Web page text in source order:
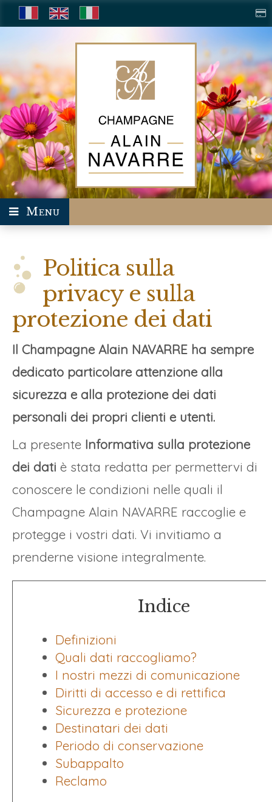
Menu
Politica sulla
privacy e sulla
protezione dei dati
Il Champagne Alain NAVARRE ha sempre
dedicato particolare attenzione alla
sicurezza e alla protezione dei dati
personali dei propri clienti e utenti.
La presente Informativa sulla protezione
dei dati è stata redatta per permettervi di
conoscere le condizioni nelle quali il
Champagne Alain NAVARRE raccoglie e
protegge i vostri dati. Vi invitiamo a
prenderne visione integralmente.
Indice
Definizioni
Quali dati raccogliamo?
I nostri mezzi di comunicazione
Diritti di accesso e di rettifica
Sicurezza e protezione
Destinatari dei dati
Periodo di conservazione
Subappalto
Reclamo